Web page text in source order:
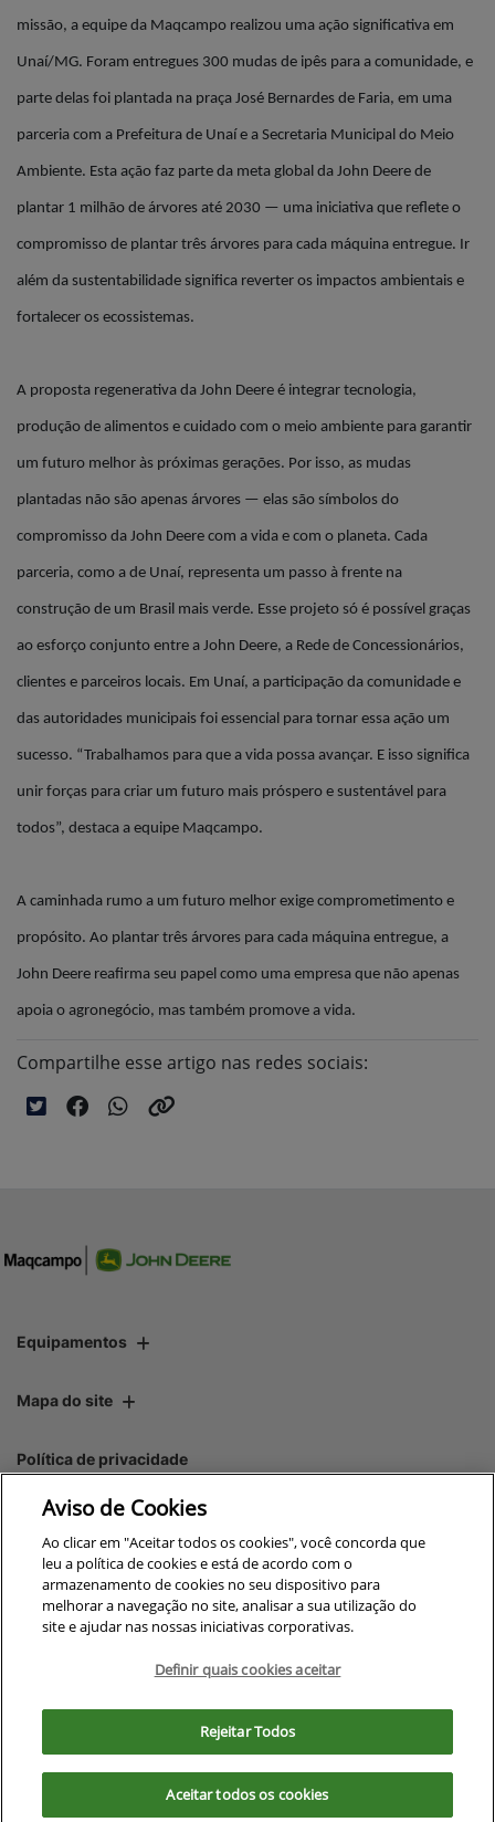
missão, a equipe da Maqcampo realizou uma ação significativa em
Unaí/MG. Foram entregues 300 mudas de ipês para a comunidade, e
parte delas foi plantada na praça José Bernardes de Faria, em uma
parceria com a Prefeitura de Unaí e a Secretaria Municipal do Meio
Ambiente. Esta ação faz parte da meta global da John Deere de
plantar 1 milhão de árvores até 2030 — uma iniciativa que reflete o
compromisso de plantar três árvores para cada máquina entregue. Ir
além da sustentabilidade significa reverter os impactos ambientais e
fortalecer os ecossistemas.
A proposta regenerativa da John Deere é integrar tecnologia,
produção de alimentos e cuidado com o meio ambiente para garantir
um futuro melhor às próximas gerações. Por isso, as mudas
plantadas não são apenas árvores — elas são símbolos do
compromisso da John Deere com a vida e com o planeta. Cada
parceria, como a de Unaí, representa um passo à frente na
construção de um Brasil mais verde. Esse projeto só é possível graças
ao esforço conjunto entre a John Deere, a Rede de Concessionários,
clientes e parceiros locais. Em Unaí, a participação da comunidade e
das autoridades municipais foi essencial para tornar essa ação um
sucesso. “Trabalhamos para que a vida possa avançar. E isso significa
unir forças para criar um futuro mais próspero e sustentável para
todos”, destaca a equipe Maqcampo.
A caminhada rumo a um futuro melhor exige comprometimento e
propósito. Ao plantar três árvores para cada máquina entregue, a
John Deere reafirma seu papel como uma empresa que não apenas
apoia o agronegócio, mas também promove a vida.
Compartilhe esse artigo nas redes sociais:
Equipamentos
Mapa do site
Política de privacidade
CNPJ: 00.970.771/0004-54
No trânsito, enxergar o outro
Desenvolvido pela DEALERSPACE ® Direitos Reservados.
. Ao seguir com a navegação e visita você
concorda com nossas políticas.
Exercise Your Rights
OneTrust
Aviso de Cookies
Ao clicar em "Aceitar todos os cookies", você concorda que
leu a política de cookies e está de acordo com o
armazenamento de cookies no seu dispositivo para
melhorar a navegação no site, analisar a sua utilização do
site e ajudar nas nossas iniciativas corporativas.
Definir quais cookies aceitar
Rejeitar Todos
Aceitar todos os cookies